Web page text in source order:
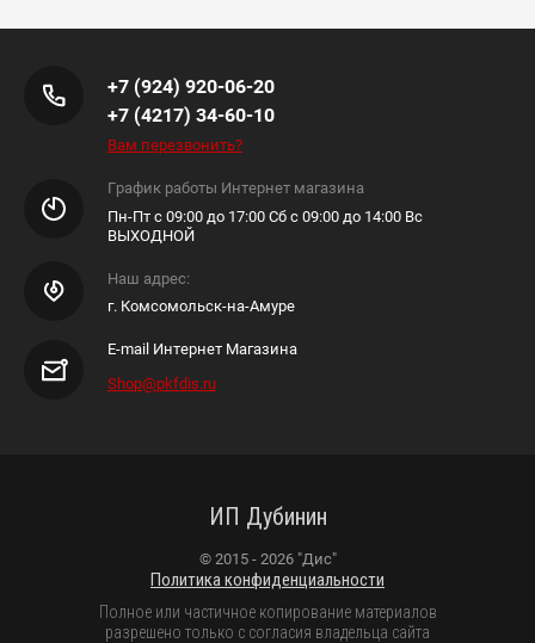
+7 (924) 920-06-20
+7 (4217) 34-60-10
Вам перезвонить?
График работы Интернет магазина
Пн-Пт с 09:00 до 17:00 Сб с 09:00 до 14:00 Вс
ВЫХОДНОЙ
Наш адрес:
г. Комсомольск-на-Амуре
E-mail Интернет Магазина
Shop@pkfdis.ru
ИП Дубинин
© 2015 - 2026 "Дис"
Политика конфиденциальности
Полное или частичное копирование материалов
разрешено только с согласия владельца сайта